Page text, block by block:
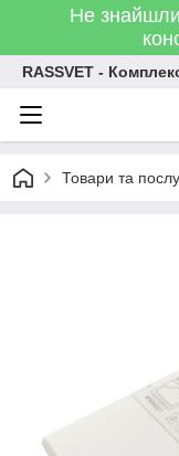
Не
RASSVET -
Товари та